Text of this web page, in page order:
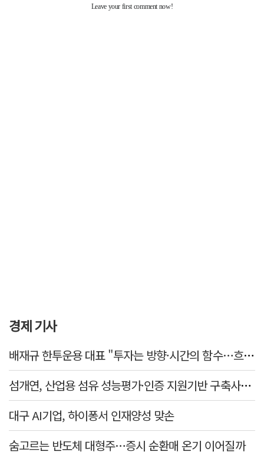
경제 기사
배재규 한투운용 대표 "투자는 방향·시간의 함수…흐름 따라 장기투자해야"
섬개연, 산업용 섬유 성능평가·인증 지원기반 구축사업 참여
대구 AI기업, 하이퐁서 인재양성 맞손
숨고르는 반도체 대형주…증시 순환매 온기 이어질까